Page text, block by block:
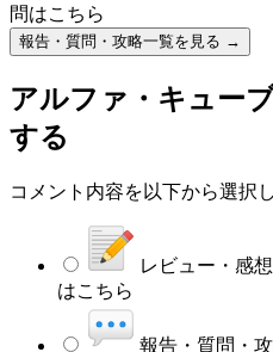
問はこちら
報告・質問・攻略一覧を見る →
アルファ・キュー
する
コメント内容を以下から選択
レビュー・感想
はこちら
報告・質問・